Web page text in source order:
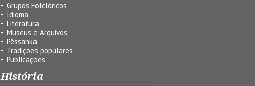
Grupos Folclóricos
Idioma
Literatura
Museus e Arquivos
Pêssanka
Tradições populares
Publicações
História